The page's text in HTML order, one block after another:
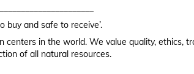
buy and safe to receive’.
in the world. We value quality, ethics,
of all natural resources.